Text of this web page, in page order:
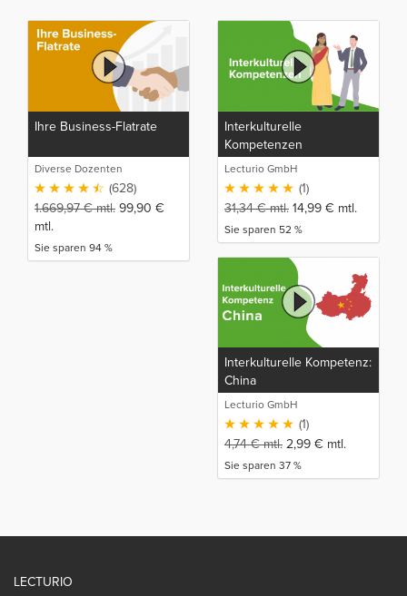
Ihre Business-Flatrate
Diverse Dozenten
(628)
1.669,97€mtl. 99,90 €
mtl.
Sie sparen 94 %
Interkulturelle
Kompetenzen
Lecturio GmbH
(1)
31,34€mtl. 14,99 € mtl.
Sie sparen 52 %
Interkulturelle Kompetenz:
China
Lecturio GmbH
(1)
4,74€mtl. 2,99 € mtl.
Sie sparen 37 %
LECTURIO